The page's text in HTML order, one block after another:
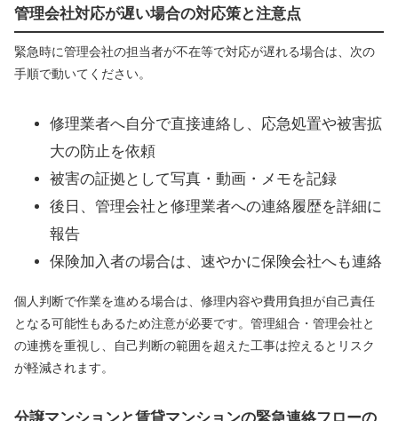
管理会社対応が遅い場合の対応策と注意点
緊急時に管理会社の担当者が不在等で対応が遅れる場合は、次の
手順で動いてください。
修理業者へ自分で直接連絡し、応急処置や被害拡
大の防止を依頼
被害の証拠として写真・動画・メモを記録
後日、管理会社と修理業者への連絡履歴を詳細に
報告
保険加入者の場合は、速やかに保険会社へも連絡
個人判断で作業を進める場合は、修理内容や費用負担が自己責任
となる可能性もあるため注意が必要です。管理組合・管理会社と
の連携を重視し、自己判断の範囲を超えた工事は控えるとリスク
が軽減されます。
分譲マンションと賃貸マンションの緊急連絡フローの